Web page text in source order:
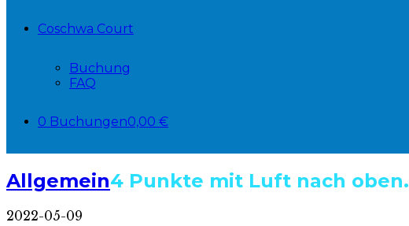
Coschwa Court
Buchung
FAQ
0 Buchungen0,00 €
Allgemein4 Punkte mit Luft nach oben.
2022-05-09